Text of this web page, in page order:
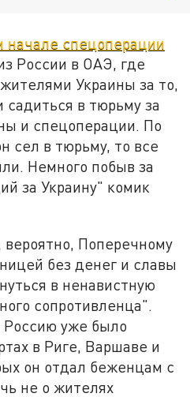
начале спецоперации
России в ОАЭ, где
Украины за то,
садиться в тюрьму за
и спецоперации. По
сел в тюрьму, то все
Немного побыв за
за Украину" комик
Поперечному
без денег и славы
в ненавистную
сопротивленца".
Россию уже было
в Риге, Варшаве и
он отдал беженцам с
не о жителях